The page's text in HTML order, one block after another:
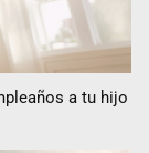
a tu hijo